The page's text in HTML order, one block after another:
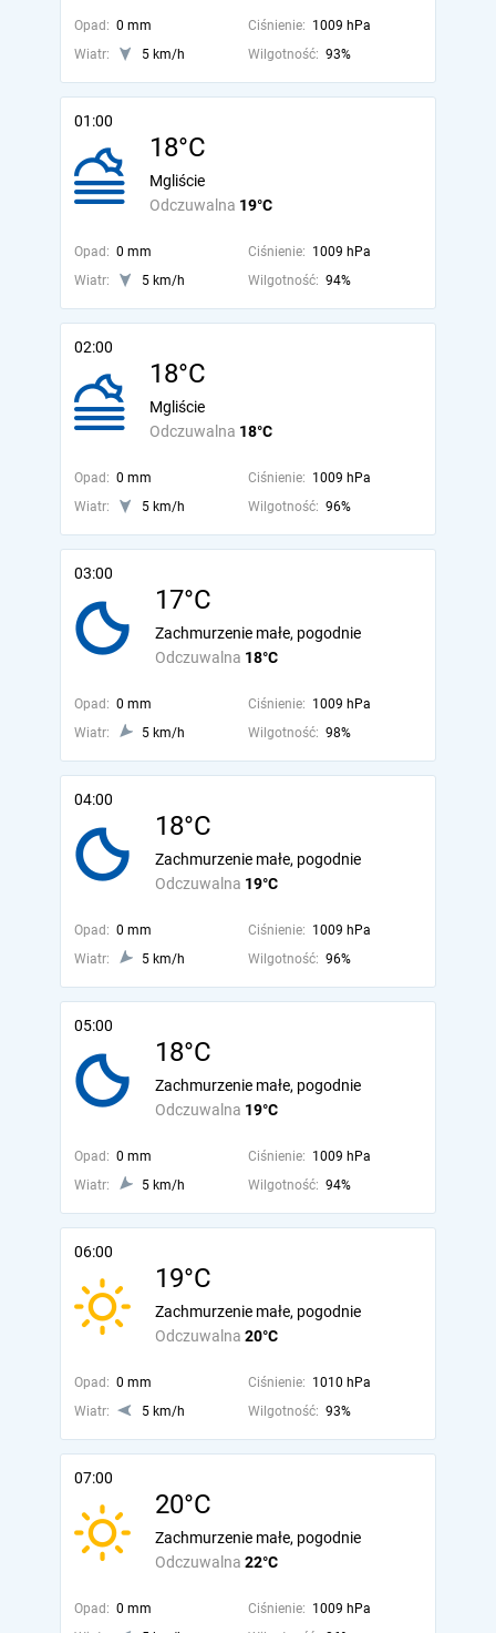
Opad: 0 mm Ciśnienie: 1009 hPa
Wiatr:
5 km/h Wilgotność: 93%
01:00
18°C
Odczuwalna 19°C
Mgliście
Opad: 0 mm Ciśnienie: 1009 hPa
Wiatr:
5 km/h Wilgotność: 94%
02:00
18°C
Odczuwalna 18°C
Mgliście
Opad: 0 mm Ciśnienie: 1009 hPa
Wiatr:
5 km/h Wilgotność: 96%
03:00
17°C
Odczuwalna 18°C
Zachmurzenie małe, pogodnie
Opad: 0 mm Ciśnienie: 1009 hPa
Wiatr:
5 km/h Wilgotność: 98%
04:00
18°C
Odczuwalna 19°C
Zachmurzenie małe, pogodnie
Opad: 0 mm Ciśnienie: 1009 hPa
Wiatr:
5 km/h Wilgotność: 96%
05:00
18°C
Odczuwalna 19°C
Zachmurzenie małe, pogodnie
Opad: 0 mm Ciśnienie: 1009 hPa
Wiatr:
5 km/h Wilgotność: 94%
06:00
19°C
Odczuwalna 20°C
Zachmurzenie małe, pogodnie
Opad: 0 mm Ciśnienie: 1010 hPa
Wiatr:
5 km/h Wilgotność: 93%
07:00
20°C
Odczuwalna 22°C
Zachmurzenie małe, pogodnie
Opad: 0 mm Ciśnienie: 1009 hPa